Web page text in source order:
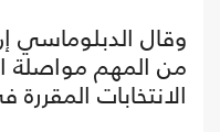
وقال الدبلوماسي
من المهم مواصلة
الانتخابات